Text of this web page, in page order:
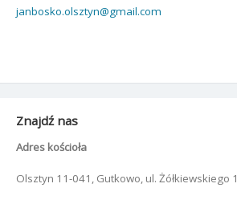
janbosko.olsztyn@gmail.com
Znajdź nas
Adres kościoła
Olsztyn 11-041, Gutkowo, ul. Żółkiewskiego 1